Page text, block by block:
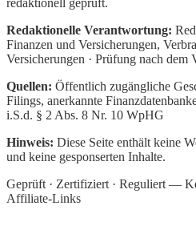
Redaktionelle Verantwortung:
Finanzen und Versicherungen,
Versicherungen · Prüfung nach
Quellen: Öffentlich zugängliche
Filings, anerkannte
i.S.d. § 2 Abs. 8 Nr. 10 WpHG
Hinweis: Diese Seite enthält keine
und keine gesponserten Inhalte.
Geprüft · Zertifiziert · Reguliert —
Affiliate-Links